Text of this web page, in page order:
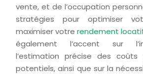
vente, et de l’occupation
stratégies pour optimiser
maximiser votre rendement
également l’accent sur
l’estimation précise des
potentiels, ainsi que sur la